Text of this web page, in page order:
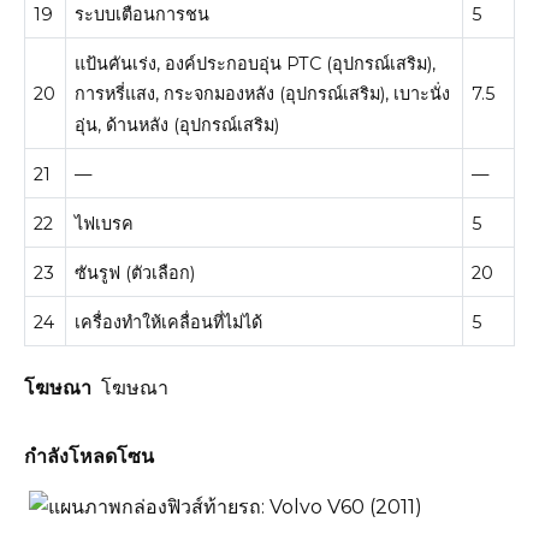
19 ระบบเตือนการชน 5
20
แป้นคันเร่ง, องค์ประกอบอุ่น PTC (อุปกรณ์เสริม),
การหรี่แสง, กระจกมองหลัง (อุปกรณ์เสริม), เบาะนั่ง
อุ่น, ด้านหลัง (อุปกรณ์เสริม)
7.5
21 — —
22 ไฟเบรค 5
23 ซันรูฟ (ตัวเลือก) 20
24 เครื่องทำให้เคลื่อนที่ไม่ได้ 5
โฆษณา โฆษณา
กำลังโหลดโซน